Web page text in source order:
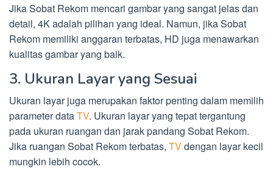
Jika Sobat Rekom mencari gambar yang sangat jelas dan
detail, 4K adalah pilihan yang ideal. Namun, jika Sobat
Rekom memiliki anggaran terbatas, HD juga menawarkan
kualitas gambar yang baik.
3. Ukuran Layar yang Sesuai
Ukuran layar juga merupakan faktor penting dalam memilih
parameter dataTV. Ukuran layar yang tepat tergantung
pada ukuran ruangan dan jarak pandang Sobat Rekom.
Jika ruangan Sobat Rekom terbatas, TVdengan layar kecil
mungkin lebih cocok.